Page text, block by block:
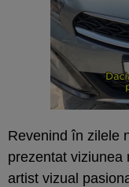
Revenind în zilele
prezentat viziunea
artist vizual